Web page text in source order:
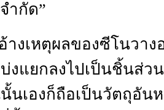
จำกัด”
างเหตุผลของซีโนวา
งแยกลงไปเป็นชิ้นส่ว
นเองก็ถือเป็นวัตถุอัน